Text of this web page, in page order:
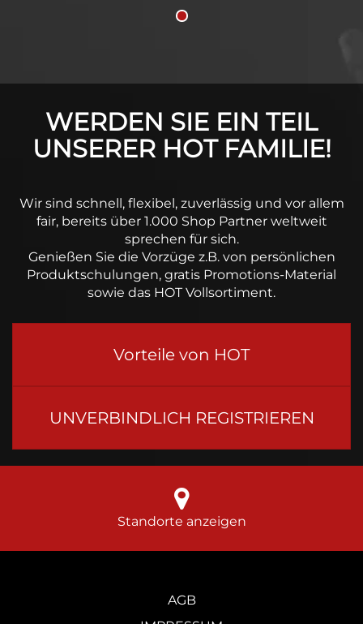
WERDEN SIE EIN TEIL
UNSERER HOT FAMILIE!
Wir sind schnell, flexibel, zuverlässig und vor allem
fair, bereits über 1.000 Shop Partner weltweit
sprechen für sich.
Genießen Sie die Vorzüge z.B. von persönlichen
Produktschulungen, gratis Promotions-Material
sowie das HOT Vollsortiment.
Vorteile von HOT
UNVERBINDLICH REGISTRIEREN
Standorte anzeigen
AGB